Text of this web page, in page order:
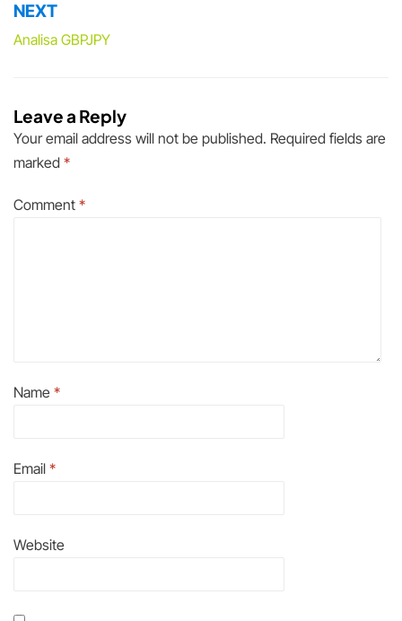
NEXT
Analisa GBPJPY
Leave a Reply
Your email address will not be published. Required fields are
marked *
Comment *
Name *
Email *
Website